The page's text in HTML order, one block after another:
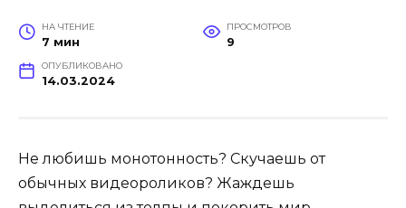
НА ЧТЕНИЕ
7 мин
ПРОСМОТРОВ
9
ОПУБЛИКОВАНО
14.03.2024
Не любишь монотонность? Скучаешь от
обычных видеороликов? Жаждешь